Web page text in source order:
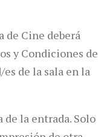
de Cine deberá
y Condiciones de
de la sala en la
la entrada. Solo